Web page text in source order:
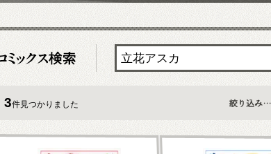
3件見つかりました